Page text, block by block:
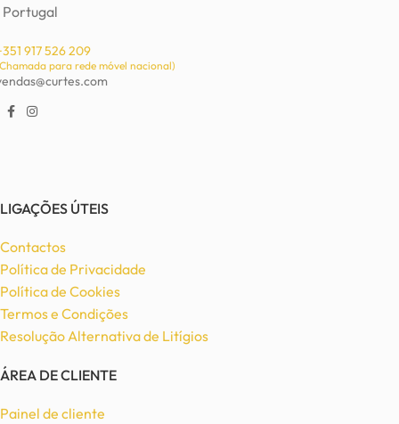
Portugal
917 526 209
para rede móvel nacional)
LIGAÇÕES ÚTEIS
Contactos
Política de Privacidade
Política de Cookies
Termos e Condições
Resolução Alternativa de Litígios
ÁREA DE CLIENTE
Painel de cliente